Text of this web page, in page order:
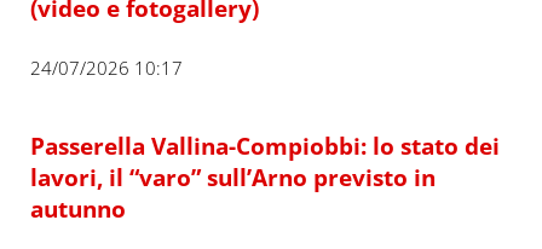
(video e fotogallery)
24/07/2026 10:17
Passerella Vallina-Compiobbi: lo stato dei
lavori, il “varo” sull’Arno previsto in
autunno